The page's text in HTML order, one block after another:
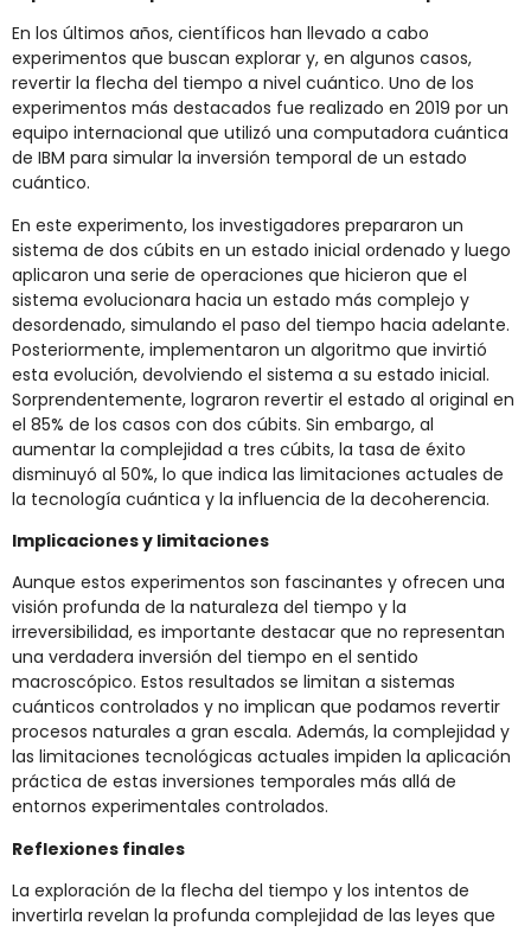
En los últimos años, científicos han llevado a cabo
experimentos que buscan explorar y, en algunos casos,
revertir la flecha del tiempo a nivel cuántico. Uno de los
experimentos más destacados fue realizado en 2019 por un
equipo internacional que utilizó una computadora cuántica
de IBM para simular la inversión temporal de un estado
cuántico.
En este experimento, los investigadores prepararon un
sistema de dos cúbits en un estado inicial ordenado y luego
aplicaron una serie de operaciones que hicieron que el
sistema evolucionara hacia un estado más complejo y
desordenado, simulando el paso del tiempo hacia adelante.
Posteriormente, implementaron un algoritmo que invirtió
esta evolución, devolviendo el sistema a su estado inicial.
Sorprendentemente, lograron revertir el estado al original en
el 85% de los casos con dos cúbits. Sin embargo, al
aumentar la complejidad a tres cúbits, la tasa de éxito
disminuyó al 50%, lo que indica las limitaciones actuales de
la tecnología cuántica y la influencia de la decoherencia.
Implicaciones y limitaciones
Aunque estos experimentos son fascinantes y ofrecen una
visión profunda de la naturaleza del tiempo y la
irreversibilidad, es importante destacar que no representan
una verdadera inversión del tiempo en el sentido
macroscópico. Estos resultados se limitan a sistemas
cuánticos controlados y no implican que podamos revertir
procesos naturales a gran escala. Además, la complejidad y
las limitaciones tecnológicas actuales impiden la aplicación
práctica de estas inversiones temporales más allá de
entornos experimentales controlados.
Reflexiones finales
La exploración de la flecha del tiempo y los intentos de
invertirla revelan la profunda complejidad de las leyes que